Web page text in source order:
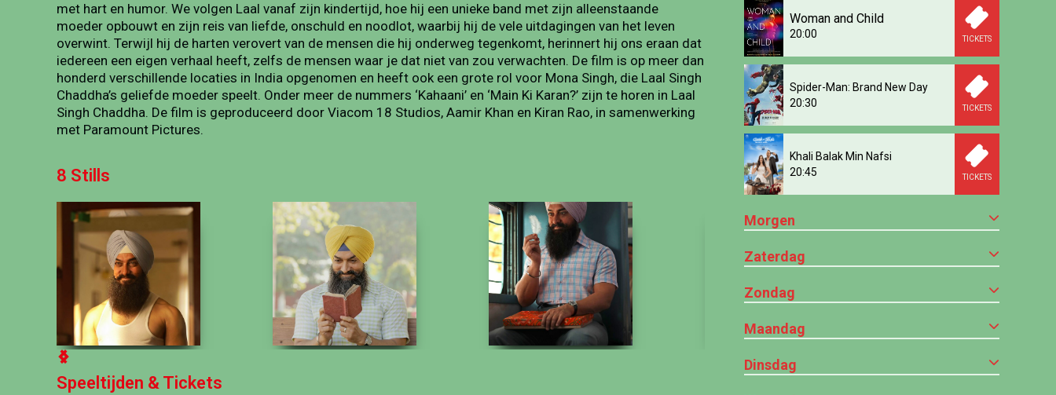
met hart en humor. We volgen Laal vanaf zijn kindertijd, hoe hij een unieke band met zijn alleenstaande
moeder opbouwt en zijn reis van liefde, onschuld en noodlot, waarbij hij de vele uitdagingen van het leven
overwint. Terwijl hij de harten verovert van de mensen die hij onderweg tegenkomt, herinnert hij ons eraan dat
iedereen een eigen verhaal heeft, zelfs de mensen waar je dat niet van zou verwachten. De film is op meer dan
honderd verschillende locaties in India opgenomen en heeft ook een grote rol voor Mona Singh, die Laal Singh
Chaddha’s geliefde moeder speelt. Onder meer de nummers ‘Kahaani’ en ‘Main Ki Karan?’ zijn te horen in Laal
Singh Chaddha. De film is geproduceerd door Viacom 18 Studios, Aamir Khan en Kiran Rao, in samenwerking
met Paramount Pictures.
8 Stills
Speeltijden & Tickets
Woman and Child
20:00 TICKETS
Spider-Man: Brand New Day
20:30
TICKETS
Khali Balak Min Nafsi
20:45
TICKETS
Morgen
Zaterdag
Zondag
Maandag
Dinsdag